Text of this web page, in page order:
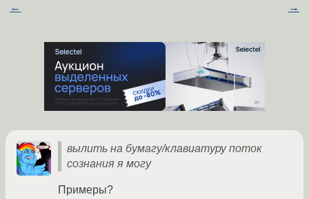
← →
вылить на бумагу/клавиатуру поток
сознания я могу
Примеры?